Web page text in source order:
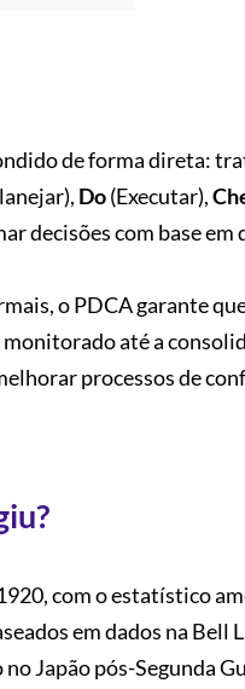
de forma direta:
Do(Executar),
decisões com base em
o PDCA garante
até a
processos de
com o estatístico
em dados na
Japão pós-Segunda